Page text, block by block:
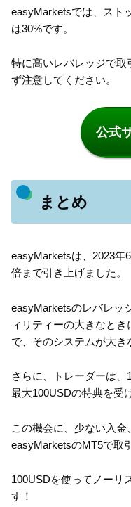
easyMarketsでは、スト
は30%です。
特に高いレバレッジで
ず注意してください。
公式
まとめ
easyMarketsは、2023年
倍まで引き上げました。
easyMarketsのレバレッ
ィリティーの大きなと
で、そのシステムが大き
さらに、トレーダーは
最大100USDの特典を受
この機会に、少ない入
easyMarketsのMT5で取
100USDを使ってノーリ
す！